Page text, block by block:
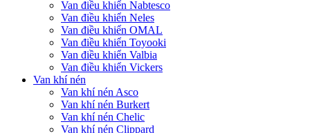
Van điều khiển Nabtesco
Van điều khiển Neles
Van điều khiển OMAL
Van điều khiển Toyooki
Van điều khiển Valbia
Van điều khiển Vickers
Van khí nén
Van khí nén Asco
Van khí nén Burkert
Van khí nén Chelic
Van khí nén Clippard